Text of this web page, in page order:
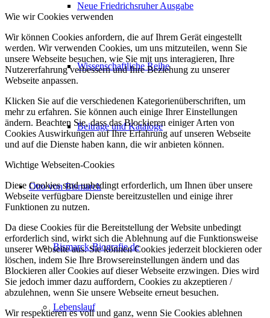
Neue Friedrichsruher Ausgabe
Wissenschaftliche Reihe
Beiträge und Kataloge
Otto von Bismarck
Bismarck-Biografie.de
Lebenslauf
Wie wir Cookies verwenden
Wir können Cookies anfordern, die auf Ihrem Gerät eingestellt
werden. Wir verwenden Cookies, um uns mitzuteilen, wenn Sie
unsere Webseite besuchen, wie Sie mit uns interagieren, Ihre
Nutzererfahrung verbessern und Ihre Beziehung zu unserer
Webseite anpassen.
Klicken Sie auf die verschiedenen Kategorienüberschriften, um
mehr zu erfahren. Sie können auch einige Ihrer Einstellungen
ändern. Beachten Sie, dass das Blockieren einiger Arten von
Cookies Auswirkungen auf Ihre Erfahrung auf unseren Webseite
und auf die Dienste haben kann, die wir anbieten können.
Wichtige Webseiten-Cookies
Diese Cookies sind unbedingt erforderlich, um Ihnen über unsere
Webseite verfügbare Dienste bereitzustellen und einige ihrer
Funktionen zu nutzen.
Da diese Cookies für die Bereitstellung der Website unbedingt
erforderlich sind, wirkt sich die Ablehnung auf die Funktionsweise
unserer Webseite aus. Sie können Cookies jederzeit blockieren oder
löschen, indem Sie Ihre Browsereinstellungen ändern und das
Blockieren aller Cookies auf dieser Webseite erzwingen. Dies wird
Sie jedoch immer dazu auffordern, Cookies zu akzeptieren /
abzulehnen, wenn Sie unsere Webseite erneut besuchen.
Wir respektieren es voll und ganz, wenn Sie Cookies ablehnen